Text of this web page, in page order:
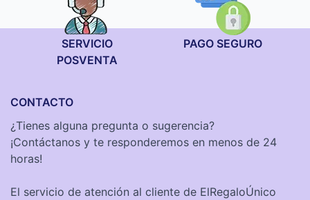
SERVICIO
POSVENTA
PAGO SEGURO
CONTACTO
¿Tienes alguna pregunta o sugerencia?
¡Contáctanos y te responderemos en menos de 24
horas!
El servicio de atención al cliente de ElRegaloÚnico